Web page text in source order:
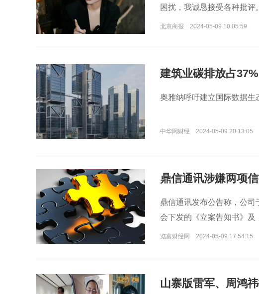
困扰，我诚恳接受各种批评
北京商报 2024-05-09 10:05:59
建筑业碳排放占
奥雅纳呼吁建立国际数据生
中华网财经 2024-05-09 20:13:05
鼎信通讯涉嫌两项
鼎信通讯发布公告称，公
会下发的《立案告知书》及
览富财经网 2024-05-09 17:54:15
山寨版雷军、周鸿